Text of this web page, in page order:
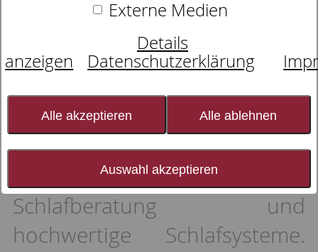
erholsamen Schlaf
Betten Baumgärtner in
Illertissenist Ihr
Ansprechpartner für guten
Schlaf, individuelle
Schlafberatung und
hochwertige Schlafsysteme.
Externe Medien
Details
anzeigen
Datenschutzerklärung
Alle akzeptieren Alle ablehnen
Auswahl akzeptieren